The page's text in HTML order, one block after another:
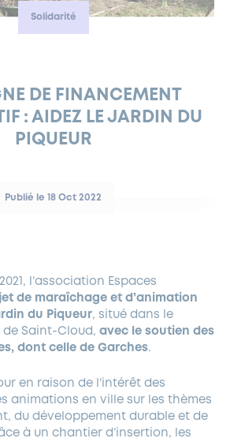
ASSAINISSEMENT
LIBRE
DURABLE
ARBORÉ
Solidarité
DE FINANCEMENT
: AIDEZ LE JARDIN DU
PIQUEUR
Publié le 18 Oct 2022
l’association Espaces
de maraîchage et d’animation
du Piqueur, situé dans le
Saint-Cloud, avec le soutien des
dont celle de Garches.
en raison de l’intérêt des
animations en ville sur les thèmes
du développement durable et de
à un chantier d’insertion, les